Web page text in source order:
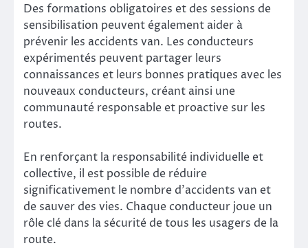
Des formations obligatoires et des sessions de
sensibilisation peuvent également aider à
prévenir les accidents van. Les conducteurs
expérimentés peuvent partager leurs
connaissances et leurs bonnes pratiques avec les
nouveaux conducteurs, créant ainsi une
communauté responsable et proactive sur les
routes.
En renforçant la responsabilité individuelle et
collective, il est possible de réduire
significativement le nombre d’accidents van et
de sauver des vies. Chaque conducteur joue un
rôle clé dans la sécurité de tous les usagers de la
route.